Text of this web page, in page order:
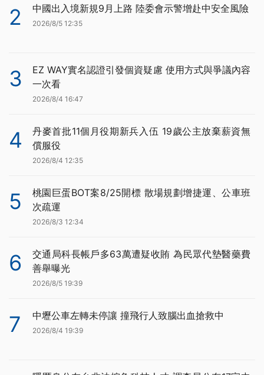
2 中國出入境新規9月上路 陸委會示警增赴中安全風險
2026/8/5 12:35
3
EZ WAY實名認證引發個資疑慮 使用方式與爭議內容
一次看
2026/8/4 16:47
4
丹麥首批11個月役期新兵入伍 19歲公主放棄薪資無
償服役
2026/8/4 12:35
5
桃園巨蛋BOT案8/25開標 散場規劃增捷運、公車班
次疏運
2026/8/3 12:34
6
交通局科長帳戶多63萬遭疑收賄 為民眾代墊醫藥費
善舉曝光
2026/8/5 19:39
7 中壢公車左轉未停讓 撞飛行人致腦出血搶救中
2026/8/4 19:39